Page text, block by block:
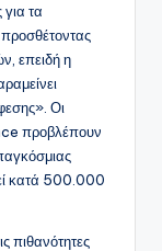
τα
επειδή η
Οι
προβλέπουν
κατά 500.000
πιθανότητες